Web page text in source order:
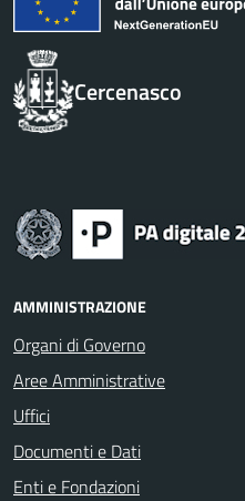
Cercenasco
AMMINISTRAZIONE
Organi di Governo
Aree Amministrative
Uffici
Documenti e Dati
Enti e Fondazioni